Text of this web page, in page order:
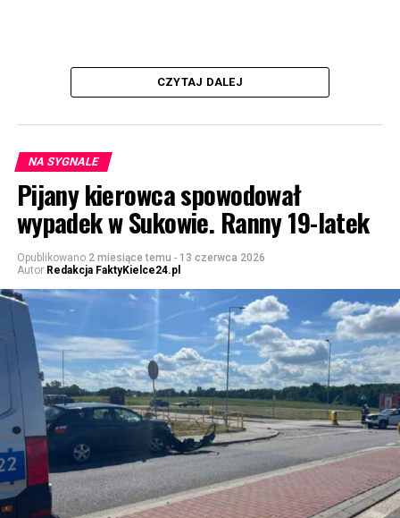
CZYTAJ DALEJ
NA SYGNALE
Pijany kierowca spowodował
wypadek w Sukowie. Ranny 19-latek
Opublikowano 2 miesiące temu - 13 czerwca 2026
Autor Redakcja FaktyKielce24.pl